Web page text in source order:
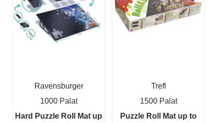
Ravensburger
1000 Palat
Hard Puzzle Roll Mat up
Trefl
1500 Palat
Puzzle Roll Mat up to